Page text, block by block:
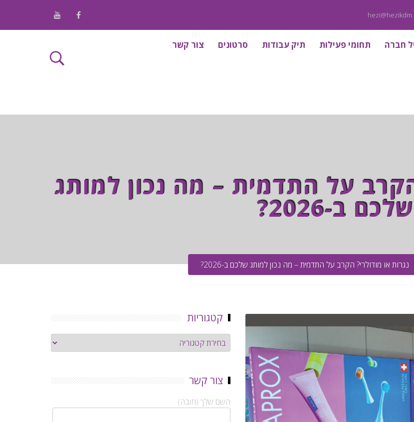
חברה תחומי פעילות תיק עבודות סרטונים צור קשר
הקרב על התדמית – מה נכון למותג
שלכם ב-2026?
נגרות או מודולרי? הקרב על התדמית – מה נכון למותג שלכם ב-2026?
קטגוריות
קטגוריות
צור קשר
השם שלך (חובה)